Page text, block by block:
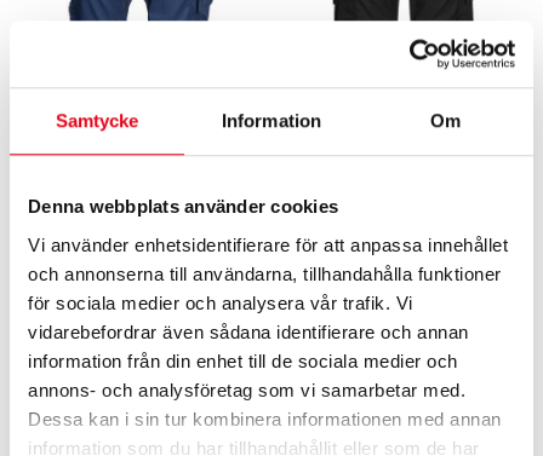
Samtycke Information Om
Denna webbplats använder cookies
Vi använder enhetsidentifierare för att anpassa innehållet
och annonserna till användarna, tillhandahålla funktioner
för sociala medier och analysera vår trafik. Vi
vidarebefordrar även sådana identifierare och annan
information från din enhet till de sociala medier och
annons- och analysföretag som vi samarbetar med.
Dessa kan i sin tur kombinera informationen med annan
information som du har tillhandahållit eller som de har
1 368kr exkl. moms 1 352kr